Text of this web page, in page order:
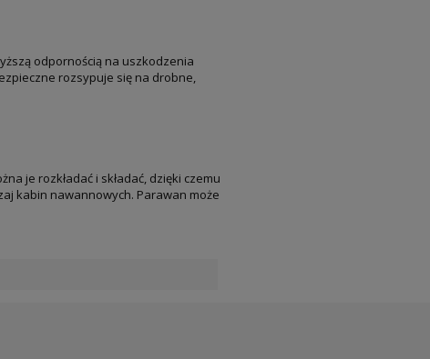
odpornością na uszkodzenia
rozsypuje się na drobne,
je rozkładać i składać, dzięki czemu
kabin nawannowych. Parawan może